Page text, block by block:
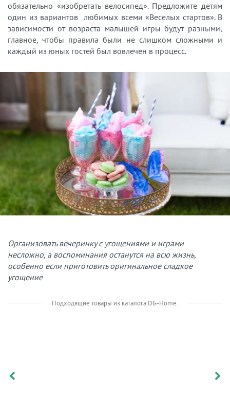
обязательно «изобретать велосипед». Предложите детям
один из вариантов любимых всеми «Веселых стартов». В
зависимости от возраста малышей игры будут разными,
главное, чтобы правила были не слишком сложными и
каждый из юных гостей был вовлечен в процесс.
Организовать вечеринку с угощениями и играми
несложно, а воспоминания останутся на всю жизнь,
особенно если приготовить оригинальное сладкое
угощение
Подходящие товары из каталога DG-Home: